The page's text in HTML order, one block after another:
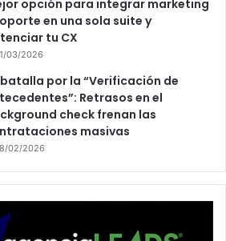
opción para integrar marketing
en una sola suite y
tu CX
03/2026
batalla por la “Verificación de
Retrasos en el
check frenan las
masivas
02/2026